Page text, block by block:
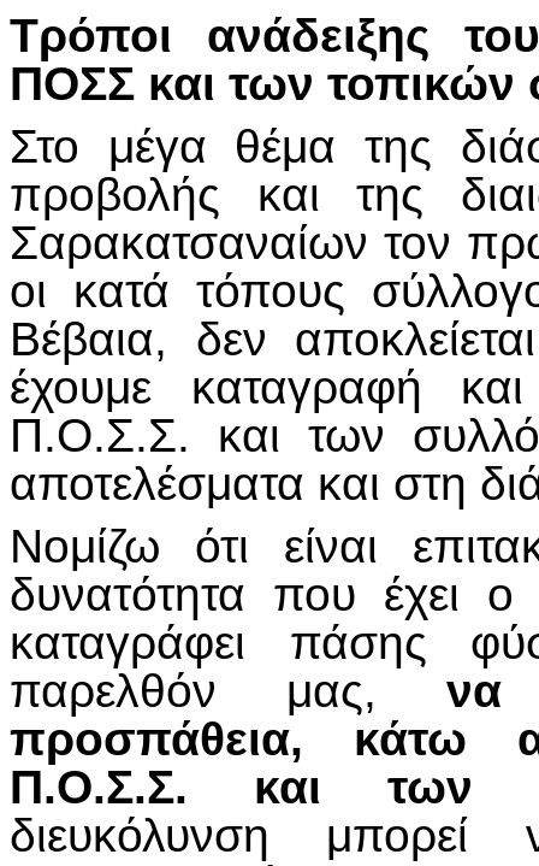
Τρόποι ανάδειξης
ΠΟΣΣ και των
Στο μέγα θέμα της
προβολής και της
Σαρακατσαναίων τον
οι κατά τόπους
Βέβαια, δεν
έχουμε καταγραφή
Π.Ο.Σ.Σ. και των
αποτελέσματα και στη
Νομίζω ότι είναι
δυνατότητα που έχει
καταγράφει πάσης
παρελθόν μας, να
προσπάθεια, κάτω
Π.Ο.Σ.Σ. και των
διευκόλυνση μπορεί